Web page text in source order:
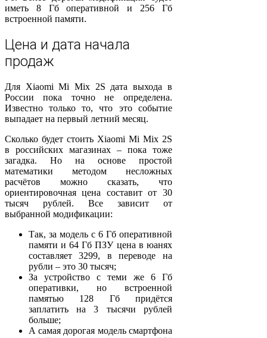
иметь 8 Гб оперативной и 256 Гб
встроенной памяти.
Цена и дата начала
продаж
Для Xiaomi Mi Mix 2S дата выхода в
России пока точно не определена.
Известно только то, что это событие
выпадает на первый летний месяц.
Сколько будет стоить Xiaomi Mi Mix 2S
в российских магазинах – пока тоже
загадка. Но на основе простой
математики методом несложных
расчётов можно сказать, что
ориентировочная цена составит от 30
тысяч рублей. Все зависит от
выбранной модификации:
Так, за модель с 6 Гб оперативной
памяти и 64 Гб ПЗУ цена в юанях
составляет 3299, в переводе на
рубли – это 30 тысяч;
За устройство с теми же 6 Гб
оперативки, но встроенной
памятью 128 Гб придётся
заплатить на 3 тысячи рублей
больше;
А самая дорогая модель смартфона